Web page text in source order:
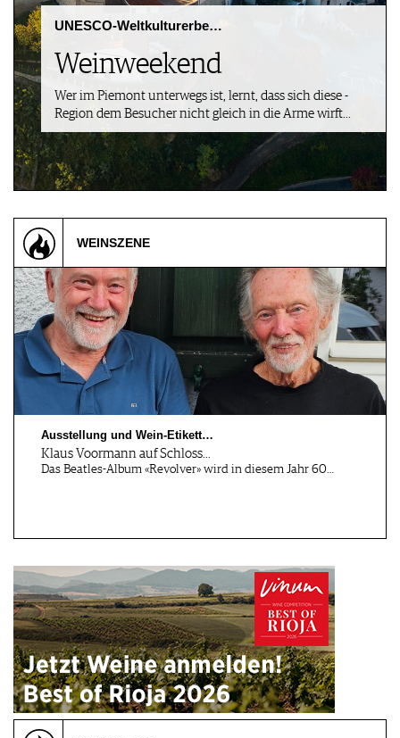
VORTEILSWELT
AWARDS
GEWINNSPIELE
VORTEILSWELT
TRINKREIFETABELLE
ABO
WEINSUCHE
NEWSLETTER
WINE TRADE CLUB
REDAKTION
WERBUNG
PRESSE
IMPRESSUM
AGB & DATENSCHUTZ
FAQ
UNESCO-Weltkulturerbe…
Weinweekend
Wer im Piemont unterwegs ist, lernt, dass sich diese ­
Region dem Besucher nicht gleich in die Arme wirft...
WEINSZENE
Ausstellung und Wein-Etikett…
Klaus Voormann auf Schloss…
Das Beatles-Album «Revolver» wird in diesem Jahr 60…